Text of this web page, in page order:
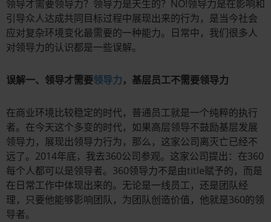
领导才需要领导力？领导力是天生的？NO!领导力是在影响和
引导众人达成共同目标过程中展现出来的行为，是当今社会
应对复杂环境变化最需要的一种能力。日常中，我们很多人
对领导力的认识都是一些误解。
误解一、领导才需要领导力，基层员工不需要领导力
在商业环境比较稳定的时代，普通员工就是一个纯粹的执行
者。在今天这个多变的时代，如果高层领导不鼓励基层发展
领导力，展现出领导力行为，那么，这家公司离灭亡已经不
远了。2014年底，我去360公司参观。这家公司提出：在360
每个人都可以是领导者。360领导力不是由title赋予的，而是
在日常工作中体现出来的。无论是一线员工，还是团队经
理，只要他能够影响团队，为团队创造价值，他就是360的领
导者。